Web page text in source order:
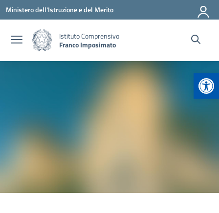
Vai ai contenuti
Vai al menu di navigazione
Vai al footer
Ministero dell'Istruzione e del Merito
Istituto Comprensivo
Franco Imposimato